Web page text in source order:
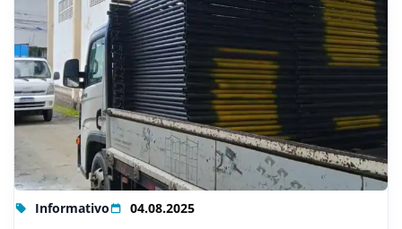
Informativo 04.08.2025